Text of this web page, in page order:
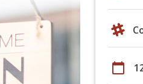
calendar_today